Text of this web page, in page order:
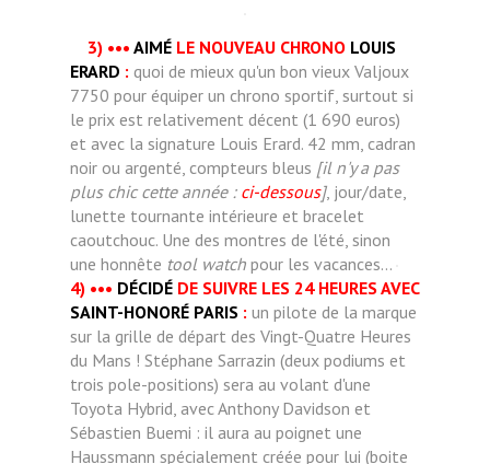
3) ••• AIMÉ LE NOUVEAU CHRONO LOUIS
ERARD : quoi de mieux qu'un bon vieux Valjoux
7750 pour équiper un chrono sportif, surtout si
le prix est relativement décent (1 690 euros)
et avec la signature Louis Erard. 42 mm, cadran
noir ou argenté, compteurs bleus [il n'y a pas
plus chic cette année : ci-dessous], jour/date,
lunette tournante intérieure et bracelet
caoutchouc. Une des montres de l'été, sinon
une honnête tool watch pour les vacances...
4) ••• DÉCIDÉ DE SUIVRE LES 24 HEURES AVEC
SAINT-HONORÉ PARIS : un pilote de la marque
sur la grille de départ des Vingt-Quatre Heures
du Mans ! Stéphane Sarrazin (deux podiums et
trois pole-positions) sera au volant d'une
Toyota Hybrid, avec Anthony Davidson et
Sébastien Buemi : il aura au poignet une
Haussmann spécialement créée pour lui (boite